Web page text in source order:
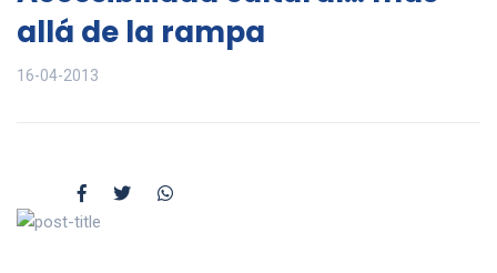
allá de la rampa
16-04-2013